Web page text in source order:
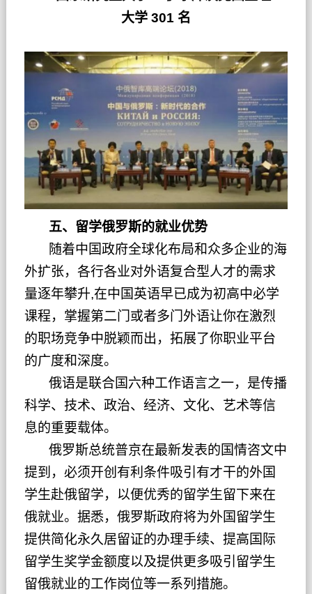
大学301 名
五、留学俄罗斯的就业优势
随着中国政府全球化布局和众多企业的海
外扩张，各行各业对外语复合型人才的需求
量逐年攀升,在中国英语早已成为初高中必学
课程，掌握第二门或者多门外语让你在激烈
的职场竞争中脱颖而出，拓展了你职业平台
的广度和深度。
俄语是联合国六种工作语言之一，是传播
科学、技术、政治、经济、文化、艺术等信
息的重要载体。
俄罗斯总统普京在最新发表的国情咨文中
提到，必须开创有利条件吸引有才干的外国
学生赴俄留学，以便优秀的留学生留下来在
俄就业。据悉，俄罗斯政府将为外国留学生
提供简化永久居留证的办理手续、提高国际
留学生奖学金额度以及提供更多吸引留学生
留俄就业的工作岗位等一系列措施。